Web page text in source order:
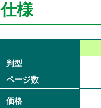
仕様
判型
ページ数
価格